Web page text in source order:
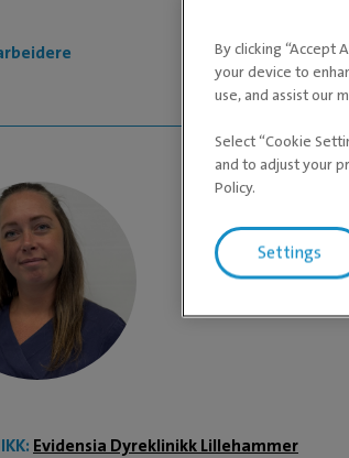
DJURVÅRDARE NIVÅ 2
Hannah
Evidensia Dyreklinikk Lillehammer
By clicking “Accept
your device to
use, and assist our
Select “Cookie
and to adjust your
Policy.
Settings